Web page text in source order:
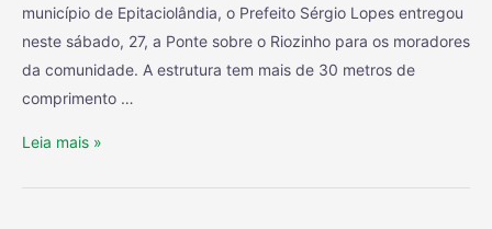
município de Epitaciolândia, o Prefeito Sérgio Lopes entregou
neste sábado, 27, a Ponte sobre o Riozinho para os moradores
da comunidade. A estrutura tem mais de 30 metros de
comprimento …
Leia mais »